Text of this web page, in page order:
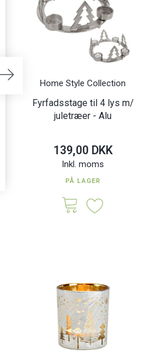
Lysgardin m/ 47 LED lys -
Snefnug
Home Style Collection
Fyrfadsstage til 4 lys m/
juletræer - Alu
139,00 DKK
Inkl. moms
PÅ LAGER